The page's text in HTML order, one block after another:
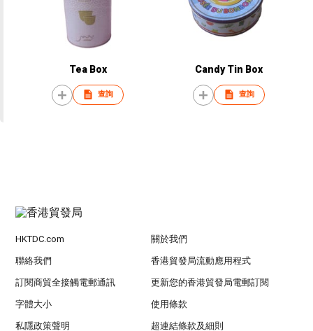
Tea Box
查詢
Candy Tin Box
查詢
HKTDC.com 關於我們
聯絡我們 香港貿發局流動應用程式
訂閱商貿全接觸電郵通訊 更新您的香港貿發局電郵訂閱
字體大小 使用條款
私隱政策聲明 超連結條款及細則